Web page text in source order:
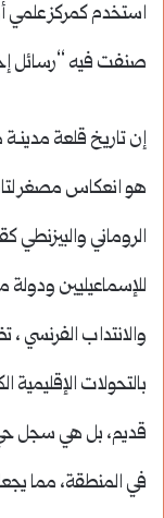
استخدم كمركز علمي
صنفت فيه “رسائل
إن تاريخ قلعة
هو انعكاس مصغر
الروماني والبيزنطي
للإسماعيليين ودولة
والانتداب الفرنسي
بالتحولات
قديم، بل هي سجل حي
في المنطقة، مما